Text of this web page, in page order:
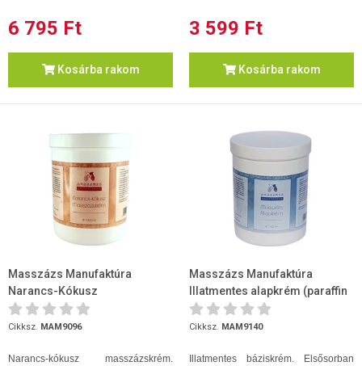
6 795 Ft
Kosárba rakom
3 599 Ft
Kosárba rakom
Masszázs Manufaktúra
Narancs-Kókusz
masszázskrém (paraffin bázi...
Cikksz. MAM9096
Narancs-kókusz masszázskrém.
Masszázs Manufaktúra
Illatmentes alapkrém (paraffin
bázisú) 1000ml
Cikksz. MAM9140
Illatmentes báziskrém. Elsősorban